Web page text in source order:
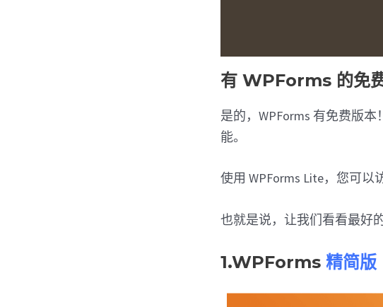
有 WPForms 的免费
是的，WPForms 有免费版本！
能。
使用 WPForms Lite，您可
也就是说，让我们看看最好
1.WPForms精简版